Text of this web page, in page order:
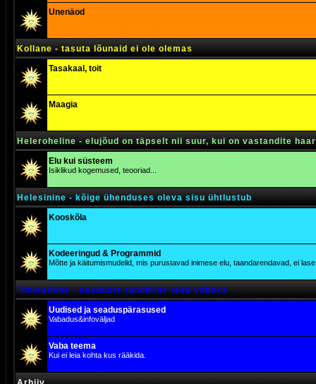
Unenäod
Kollane - tasuta lõunaid ei ole olemas
Tasakaal, toit
Maagia
Heleroheline - elujõud on täpselt nii suur, kui on vastandite
Elu kui süsteem
Isiklikud kogemused, teooriad...
Helesinine - kõige ühenduses oleva sisu ühtlustub
Kooskõla
Kodeeringud & Programmid
Mõtte ja käitumismudelid, mis purustavad inimese elu, taandarendavad, ei
Tumesinine - seaduste tundmine teeb vabaks
Uudised ja seaduspärasused
Vabadus&infoväljad
Vaba teema
Kui ei leia kohta kus rääkida.